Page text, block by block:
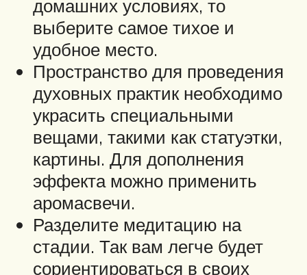
домашних условиях, то
выберите самое тихое и
удобное место.
Пространство для проведения
духовных практик необходимо
украсить специальными
вещами, такими как статуэтки,
картины. Для дополнения
эффекта можно применить
аромасвечи.
Разделите медитацию на
стадии. Так вам легче будет
сориентироваться в своих